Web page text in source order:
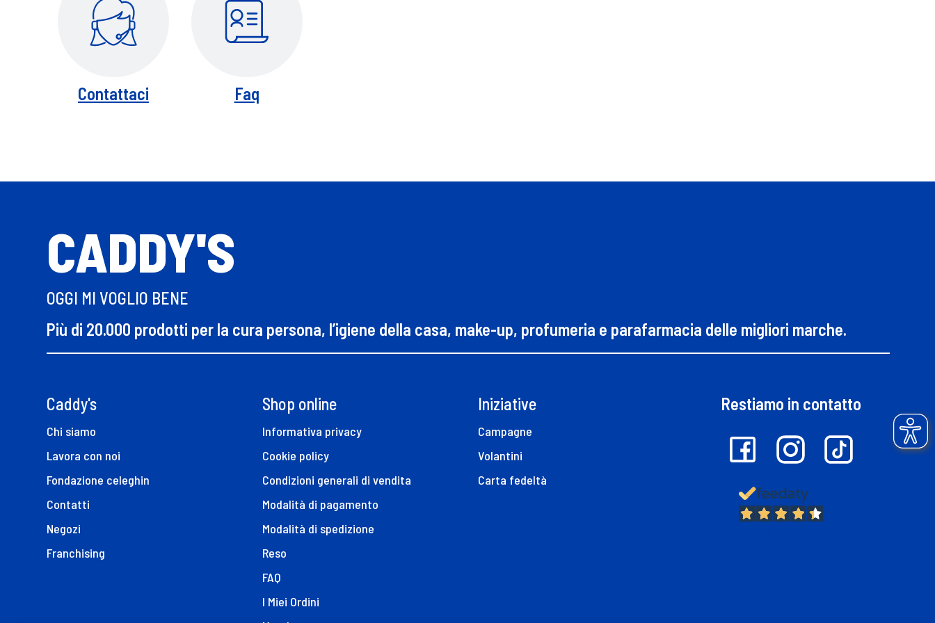
Contattaci Faq
CADDY'S
OGGI MI VOGLIO BENE
Più di 20.000 prodotti per la cura persona, l’igiene della casa, make-up, profumeria e parafarmacia delle migliori marche.
Caddy's
Chi siamo
Lavora con noi
Fondazione celeghin
Contatti
Negozi
Franchising
Shop online
Informativa privacy
Cookie policy
Condizioni generali di vendita
Modalità di pagamento
Modalità di spedizione
Reso
FAQ
I Miei Ordini
Iniziative
Campagne
Volantini
Carta fedeltà
Restiamo in contatto